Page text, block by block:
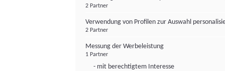
2 Partner
Verwendung von Profilen zur Auswahl
2 Partner
Messung der Werbeleistung
1 Partner
- mit berechtigtem Interesse